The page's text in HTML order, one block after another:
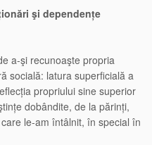
şi dependențe
a-şi recunoaşte propria
socială: latura superficială a
propriului sine superior
dobândite, de la părinți,
le-am întâlnit, în special în